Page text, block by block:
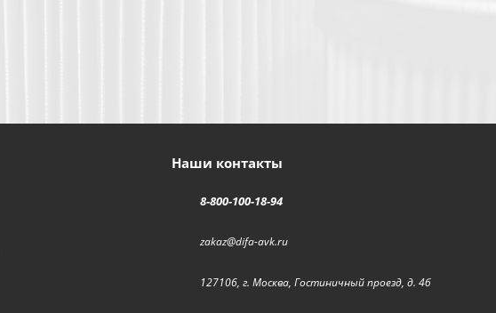
Наши контакты
8-800-100-18-94
zakaz@difa-avk.ru
127106, г. Москва, Гостиничный проезд, д. 4б